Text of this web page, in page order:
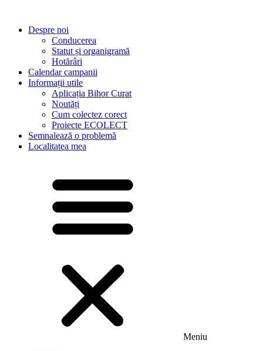
Despre noi
Conducerea
Statut și organigramă
Hotărâri
Calendar campanii
Informații utile
Aplicația Bihor Curat
Noutăți
Cum colectez corect
Proiecte ECOLECT
Semnalează o problemă
Localitatea mea
Meniu